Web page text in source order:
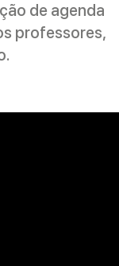
de agenda
professores,